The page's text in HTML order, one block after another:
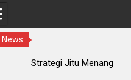
News
di Bupatitogel